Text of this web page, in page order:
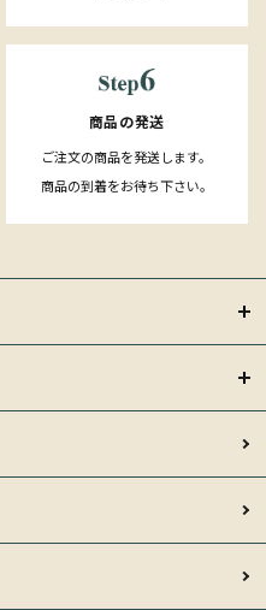
商品の発送
ご注文の商品を発送します。
商品の到着をお待ち下さい。